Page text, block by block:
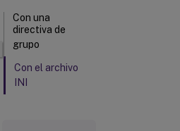
Con una
directiva de
grupo
Con el archivo
INI